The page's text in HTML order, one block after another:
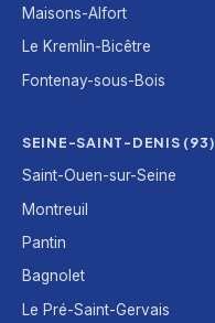
Maisons-Alfort
Le Kremlin-Bicêtre
Fontenay-sous-Bois
SEINE-SAINT-DENIS (93)
Saint-Ouen-sur-Seine
Montreuil
Pantin
Bagnolet
Le Pré-Saint-Gervais